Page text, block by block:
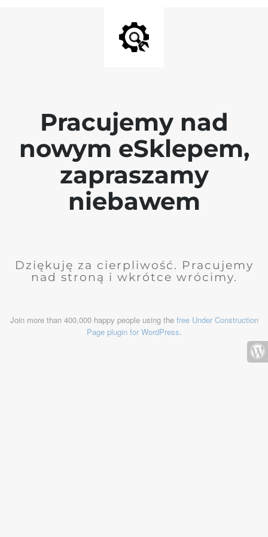
Pracujemy nad
nowym eSklepem,
zapraszamy
niebawem
Dziękuję za cierpliwość. Pracujemy
nad stroną i wkrótce wrócimy.
Join more than 400,000 happy people using the free Under Construction
Page plugin for WordPress.